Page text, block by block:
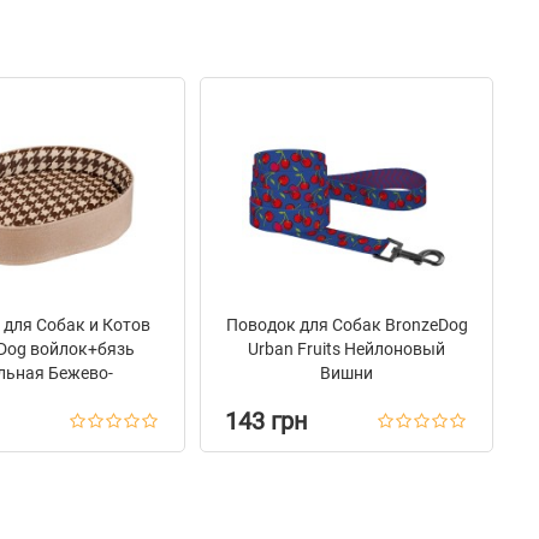
Собак и Котов
войлок+бязь
Бежево-
Поводок для Собак BronzeDog
Urban Fruits Нейлоновый
Вишни
143 грн